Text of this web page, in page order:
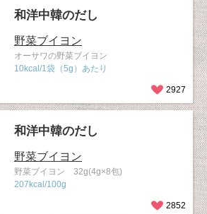
和洋中韓のだし
野菜ブイヨン
オーサワの野菜ブイヨン
10kcal/1袋（5g）あたり
2927
和洋中韓のだし
野菜ブイヨン
野菜ブイヨン 32g(4g×8包)
207kcal/100g
2852